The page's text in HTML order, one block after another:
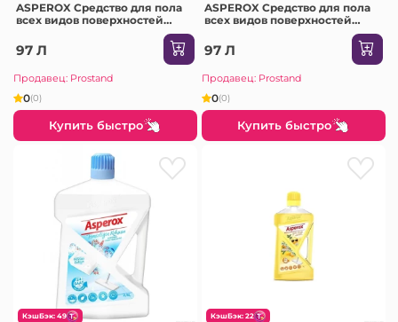
ASPEROX Средство для пола
всех видов поверхностей
(galben) 8017)
97 Л
Продавец: Prostand
0(0)
Купить быстро
ASPEROX Средство для пола
всех видов поверхностей
(roz) 8000)
97 Л
Продавец: Prostand
0(0)
Купить быстро
КэшБэк: 49 КэшБэк: 22